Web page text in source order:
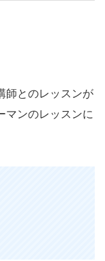
師とのレッスンが
マンのレッスンに